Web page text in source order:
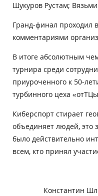
Шукуров Рустам;
Гранд-финал проходил
комментариями
В итоге абсолютным
турнира среди
приуроченного к 50-
турбинного цеха
Киберспорт стирает
объединяет людей, это
было действительно
всем, кто принял
Константин